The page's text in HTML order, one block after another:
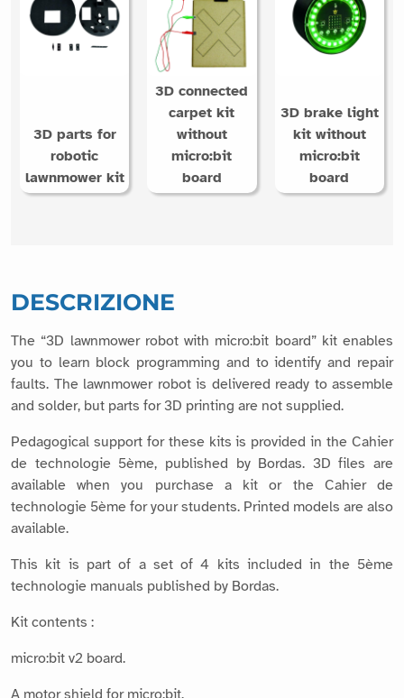
3D parts for
robotic
lawnmower kit
3D connected
carpet kit
without
micro:bit
board
3D brake light
kit without
micro:bit
board
DESCRIZIONE
The “3D lawnmower robot with micro:bit board” kit enables
you to learn block programming and to identify and repair
faults. The lawnmower robot is delivered ready to assemble
and solder, but parts for 3D printing are not supplied.
Pedagogical support for these kits is provided in the Cahier
de technologie 5ème, published by Bordas. 3D files are
available when you purchase a kit or the Cahier de
technologie 5ème for your students. Printed models are also
available.
This kit is part of a set of 4 kits included in the 5ème
technologie manuals published by Bordas.
Kit contents :
micro:bit v2 board.
A motor shield for micro:bit.